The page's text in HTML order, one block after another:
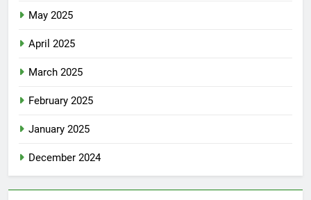
May 2025
April 2025
March 2025
February 2025
January 2025
December 2024